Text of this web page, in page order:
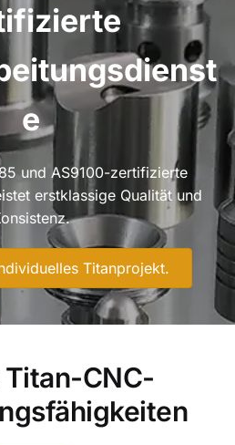
e
und AS9100-zertifizierte
erstklassige Qualität und
Titanprojekt.
Titan-CNC-